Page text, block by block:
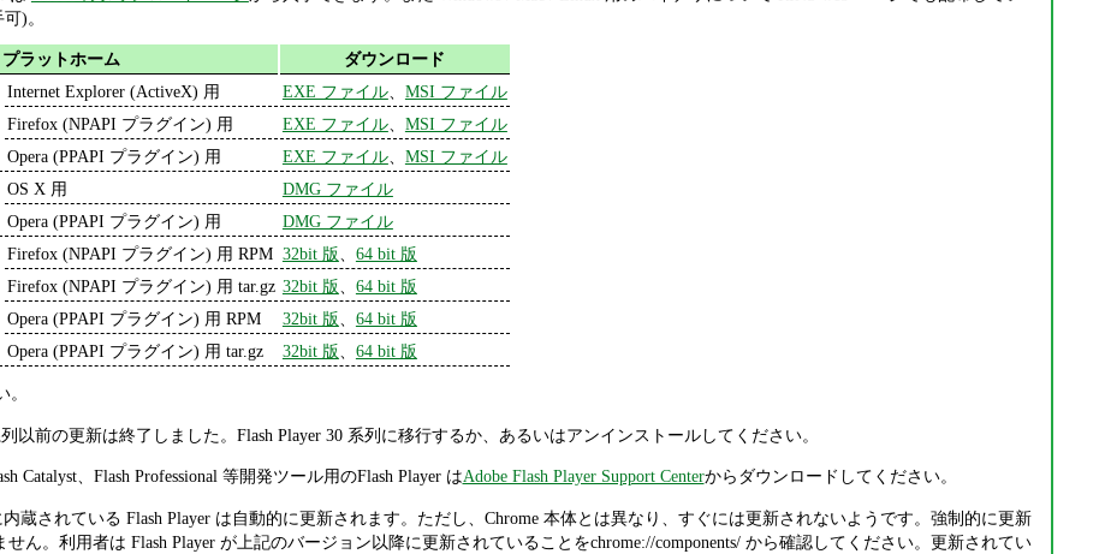
)。
プラットホーム ダウンロード
Internet Explorer (ActiveX) 用 EXE ファイル、 MSI ファイル
Firefox (NPAPI プラグイン) 用
EXE ファイル、 MSI ファイル
Opera (PPAPI プラグイン) 用
EXE ファイル、 MSI ファイル
OS X 用
DMG ファイル
Opera (PPAPI プラグイン) 用
DMG ファイル
Firefox (NPAPI プラグイン) 用 RPM 32bit 版、 64 bit 版
Firefox (NPAPI プラグイン) 用 tar.gz 32bit 版、 64 bit 版
Opera (PPAPI プラグイン) 用 RPM
32bit 版、 64 bit 版
Opera (PPAPI プラグイン) 用 tar.gz
32bit 版、 64 bit 版
列以前の更新は終了しました。Flash Player 30 系列に移行するか、あるいはアンインストールしてください。
Catalyst、Flash Professional 等開発ツール用のFlash Player はAdobe Flash Player Support Centerからダウンロードしてください。
内蔵されている Flash Player は自動的に更新されます。ただし、Chrome 本体とは異なり、すぐには更新されないようです。強制的に更新
ん。利用者は Flash Player が上記のバージョン以降に更新されていることをchrome://components/ から確認してください。更新されてい